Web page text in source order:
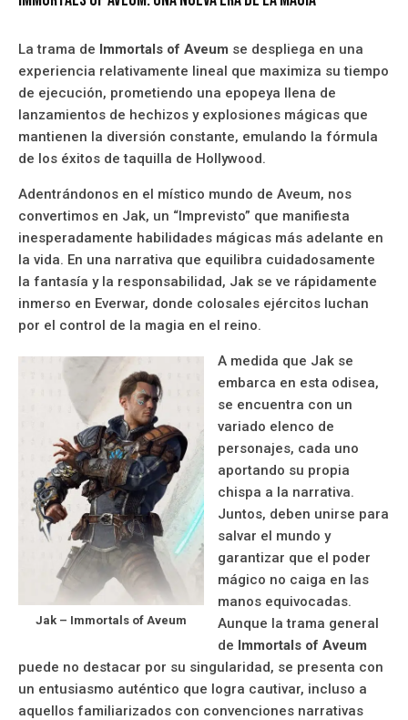
La trama de Immortals of Aveum se despliega en una
experiencia relativamente lineal que maximiza su tiempo
de ejecución, prometiendo una epopeya llena de
lanzamientos de hechizos y explosiones mágicas que
mantienen la diversión constante, emulando la fórmula
de los éxitos de taquilla de Hollywood.
Adentrándonos en el místico mundo de Aveum, nos
convertimos en Jak, un “Imprevisto” que manifiesta
inesperadamente habilidades mágicas más adelante en
la vida. En una narrativa que equilibra cuidadosamente
la fantasía y la responsabilidad, Jak se ve rápidamente
inmerso en Everwar, donde colosales ejércitos luchan
por el control de la magia en el reino.
Jak – Immortals of Aveum
A medida que Jak se
embarca en esta odisea,
se encuentra con un
variado elenco de
personajes, cada uno
aportando su propia
chispa a la narrativa.
Juntos, deben unirse para
salvar el mundo y
garantizar que el poder
mágico no caiga en las
manos equivocadas.
Aunque la trama general
de Immortals of Aveum
puede no destacar por su singularidad, se presenta con
un entusiasmo auténtico que logra cautivar, incluso a
aquellos familiarizados con convenciones narrativas